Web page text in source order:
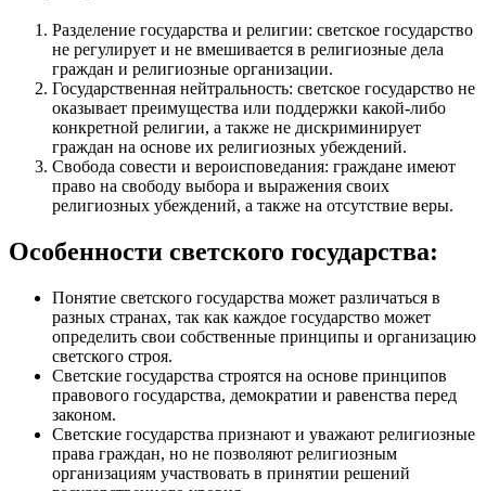
Разделение государства и религии: светское государство
не регулирует и не вмешивается в религиозные дела
граждан и религиозные организации.
Государственная нейтральность: светское государство не
оказывает преимущества или поддержки какой-либо
конкретной религии, а также не дискриминирует
граждан на основе их религиозных убеждений.
Свобода совести и вероисповедания: граждане имеют
право на свободу выбора и выражения своих
религиозных убеждений, а также на отсутствие веры.
Особенности светского государства:
Понятие светского государства может различаться в
разных странах, так как каждое государство может
определить свои собственные принципы и организацию
светского строя.
Светские государства строятся на основе принципов
правового государства, демократии и равенства перед
законом.
Светские государства признают и уважают религиозные
права граждан, но не позволяют религиозным
организациям участвовать в принятии решений